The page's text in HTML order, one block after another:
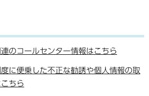
のコールセンター情報はこちら
に便乗した不正な勧誘や個人情報の取
ちら